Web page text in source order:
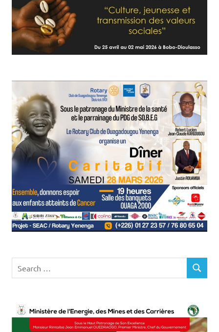
for:
SEARCH